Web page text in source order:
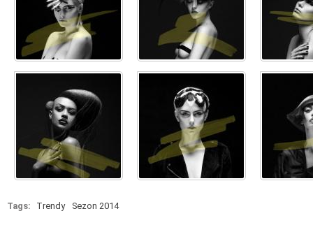
Tags: Trendy Sezon 2014